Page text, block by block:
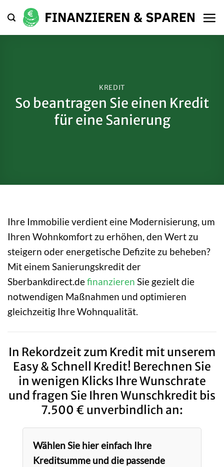
Inhalt
springen
KREDIT
So beantragen Sie einen Kredit
für eine Sanierung
Ihre Immobilie verdient eine Modernisierung, um
Ihren Wohnkomfort zu erhöhen, den Wert zu
steigern oder energetische Defizite zu beheben?
Mit einem Sanierungskredit der
Sberbankdirect.definanzieren Sie gezielt die
notwendigen Maßnahmen und optimieren
gleichzeitig Ihre Wohnqualität.
In Rekordzeit zum Kredit mit unserem
Easy & Schnell Kredit! Berechnen Sie
in wenigen Klicks Ihre Wunschrate
und fragen Sie Ihren Wunschkredit bis
7.500 € unverbindlich an:
Wählen Sie hier einfach Ihre
Kreditsumme und die passende